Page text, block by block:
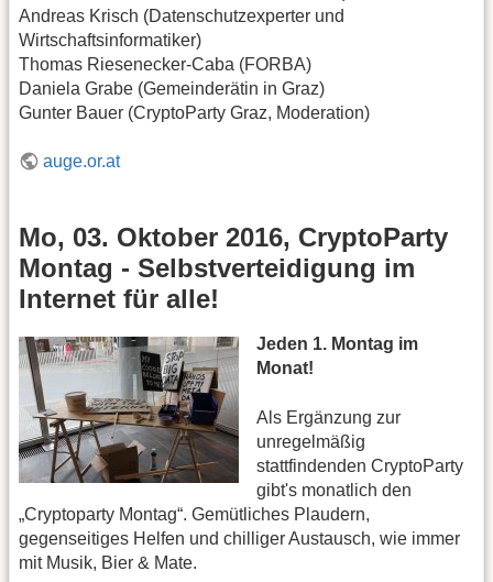
Andreas Krisch (Datenschutzexperter und
Wirtschaftsinformatiker)
Thomas Riesenecker-Caba (FORBA)
Daniela Grabe (Gemeinderätin in Graz)
Gunter Bauer (CryptoParty Graz, Moderation)
auge.or.at
Mo, 03. Oktober 2016, CryptoParty
Montag - Selbstverteidigung im
Internet für alle!
Jeden 1. Montag im
Monat!
Als Ergänzung zur
unregelmäßig
stattfindenden CryptoParty
gibt's monatlich den
„Cryptoparty Montag“. Gemütliches Plaudern,
gegenseitiges Helfen und chilliger Austausch, wie immer
mit Musik, Bier & Mate.